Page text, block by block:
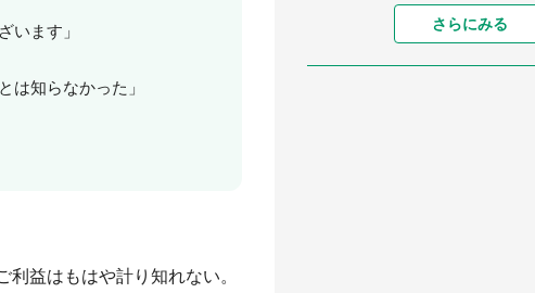
います」
は知らなかった」
益はもはや計り知れない。
ドル高い」
「閉所恐怖症の私は
ック。隣席の青年に
とお願いしたら...」
さらにみる